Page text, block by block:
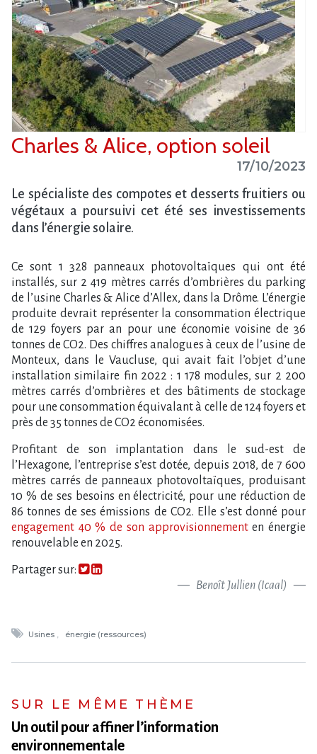
Charles & Alice, option soleil
17/10/2023
Le spécialiste des compotes et desserts fruitiers ou
végétaux a poursuivi cet été ses investissements
dans l’énergie solaire.
Ce sont 1 328 panneaux photovoltaïques qui ont été
installés, sur 2 419 mètres carrés d’ombrières du parking
de l’usine Charles & Alice d’Allex, dans la Drôme. L’énergie
produite devrait représenter la consommation électrique
de 129 foyers par an pour une économie voisine de 36
tonnes de CO2. Des chiffres analogues à ceux de l’usine de
Monteux, dans le Vaucluse, qui avait fait l’objet d’une
installation similaire fin 2022 : 1 178 modules, sur 2 200
mètres carrés d’ombrières et des bâtiments de stockage
pour une consommation équivalant à celle de 124 foyers et
près de 35 tonnes de CO2 économisées.
Profitant de son implantation dans le sud-est de
l’Hexagone, l’entreprise s’est dotée, depuis 2018, de 7 600
mètres carrés de panneaux photovoltaïques, produisant
10 % de ses besoins en électricité, pour une réduction de
86 tonnes de ses émissions de CO2. Elle s’est donné pour
engagement 40 % de son approvisionnementen énergie
renouvelable en 2025.
Partager sur:
Benoît Jullien (Icaal)
Usines énergie (ressources)
SUR LE MÊME THÈME
Un outil pour affiner l​‌’information
environnementale